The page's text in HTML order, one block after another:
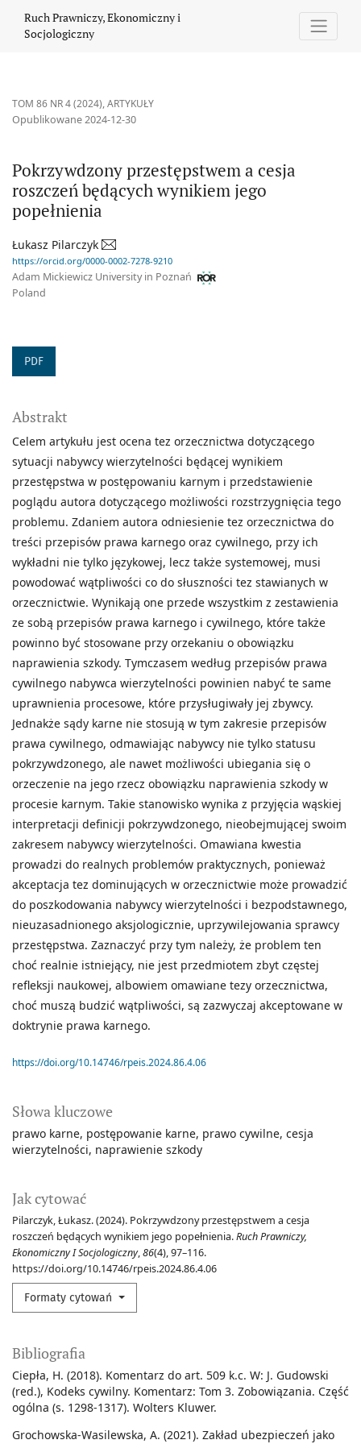
Ruch Prawniczy, Ekonomiczny i
Socjologiczny
TOM 86 NR 4 (2024),ARTYKUŁY
Pokrzywdzony przestępstwem a cesja
roszczeń będących wynikiem jego
popełnienia
Opublikowane 2024-12-30
Łukasz Pilarczyk
https://orcid.org/0000-0002-7278-9210
Adam Mickiewicz University in Poznań
Poland
PDF
Słowa kluczowe
prawo karne postępowanie karne prawo cywilne cesja
wierzytelności naprawienie szkody
Jak cytować
Pilarczyk, Łukasz. (2024). Pokrzywdzony przestępstwem a cesja
roszczeń będących wynikiem jego popełnienia.Ruch Prawniczy,
Ekonomiczny I Socjologiczny,86(4), 97–116.
https://doi.org/10.14746/rpeis.2024.86.4.06
Formaty cytowań
Abstrakt
Celem artykułu jest ocena tez orzecznictwa dotyczącego
sytuacji nabywcy wierzytelności będącej wynikiem
przestępstwa w postępowaniu karnym i przedstawienie
poglądu autora dotyczącego możliwości rozstrzygnięcia tego
problemu. Zdaniem autora odniesienie tez orzecznictwa do
treści przepisów prawa karnego oraz cywilnego, przy ich
wykładni nie tylko językowej, lecz także systemowej, musi
powodować wątpliwości co do słuszności tez stawianych w
orzecznictwie. Wynikają one przede wszystkim z zestawienia
ze sobą przepisów prawa karnego i cywilnego, które także
powinno być stosowane przy orzekaniu o obowiązku
naprawienia szkody. Tymczasem według przepisów prawa
cywilnego nabywca wierzytelności powinien nabyć te same
uprawnienia procesowe, które przysługiwały jej zbywcy.
Jednakże sądy karne nie stosują w tym zakresie przepisów
prawa cywilnego, odmawiając nabywcy nie tylko statusu
pokrzywdzonego, ale nawet możliwości ubiegania się o
orzeczenie na jego rzecz obowiązku naprawienia szkody w
procesie karnym. Takie stanowisko wynika z przyjęcia wąskiej
interpretacji definicji pokrzywdzonego, nieobejmującej swoim
zakresem nabywcy wierzytelności. Omawiana kwestia
prowadzi do realnych problemów praktycznych, ponieważ
akceptacja tez dominujących w orzecznictwie może prowadzić
do poszkodowania nabywcy wierzytelności i bezpodstawnego,
nieuzasadnionego aksjologicznie, uprzywilejowania sprawcy
przestępstwa. Zaznaczyć przy tym należy, że problem ten
choć realnie istniejący, nie jest przedmiotem zbyt częstej
refleksji naukowej, albowiem omawiane tezy orzecznictwa,
choć muszą budzić wątpliwości, są zazwyczaj akceptowane w
doktrynie prawa karnego.
https://doi.org/10.14746/rpeis.2024.86.4.06
Bibliografia
Ciepła, H. (2018). Komentarz do art. 509 k.c. W: J. Gudowski
(red.), Kodeks cywilny. Komentarz: Tom 3. Zobowiązania. Część
ogólna (s. 1298-1317). Wolters Kluwer.
Grochowska-Wasilewska, A. (2021). Zakład ubezpieczeń jako